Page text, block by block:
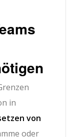
in
von
oder